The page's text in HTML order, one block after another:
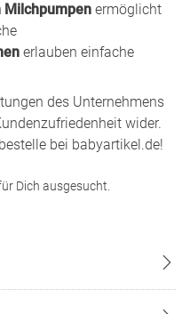
Milchpumpen ermöglicht
erlauben einfache
des Unternehmens
wider.
bei babyartikel.de!
Dich ausgesucht.